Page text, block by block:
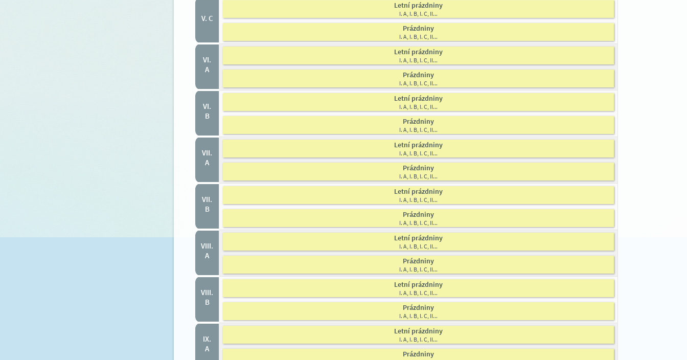
V. C
Letní prázdniny
I. A, I. B, I. C, II...
Prázdniny
I. A, I. B, I. C, II...
VI.
A
Letní prázdniny
I. A, I. B, I. C, II...
Prázdniny
I. A, I. B, I. C, II...
VI.
B
Letní prázdniny
I. A, I. B, I. C, II...
Prázdniny
I. A, I. B, I. C, II...
VII.
A
Letní prázdniny
I. A, I. B, I. C, II...
Prázdniny
I. A, I. B, I. C, II...
VII.
B
Letní prázdniny
I. A, I. B, I. C, II...
Prázdniny
I. A, I. B, I. C, II...
VIII.
A
Letní prázdniny
I. A, I. B, I. C, II...
Prázdniny
I. A, I. B, I. C, II...
VIII.
B
Letní prázdniny
I. A, I. B, I. C, II...
Prázdniny
I. A, I. B, I. C, II...
IX.
A
Letní prázdniny
I. A, I. B, I. C, II...
Prázdniny